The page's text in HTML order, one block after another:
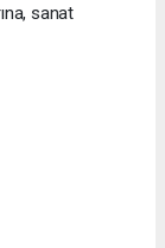
sanat